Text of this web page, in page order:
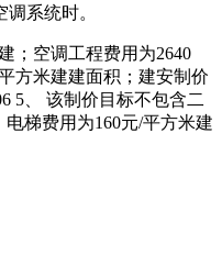
系统时。
；空调工程费用为2640
方米建建面积；建安制价
5、 该制价目标不包含二
梯费用为160元/平方米建